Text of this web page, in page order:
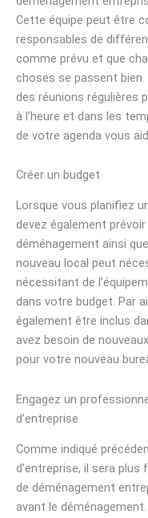
Cette équipe peut être
responsables de
comme prévu et que
choses se passent
des réunions régulières
à l’heure et dans les
de votre agenda vous
Créer un budget
Lorsque vous planifiez
devez également
déménagement ainsi
nouveau local peut
nécessitant de
dans votre budget. Par
également être inclus
avez besoin de
pour votre nouveau
Engagez un
d’entreprise
Comme indiqué
d’entreprise, il sera
de déménagement
avant le